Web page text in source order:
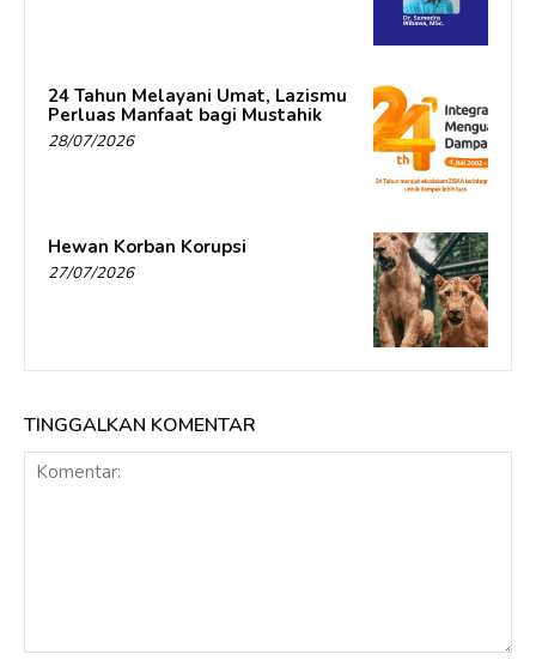
24 Tahun Melayani Umat, Lazismu
Perluas Manfaat bagi Mustahik
28/07/2026
Hewan Korban Korupsi
27/07/2026
TINGGALKAN KOMENTAR